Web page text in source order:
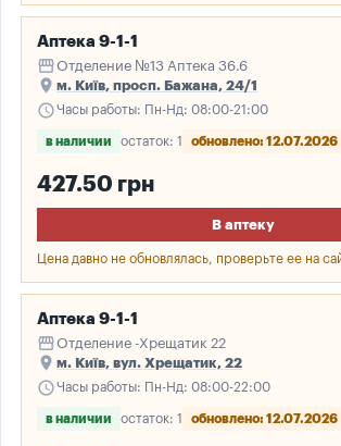
Аптека 9-1-1
storefrontОтделение №13 Аптека 36.6
place м. Київ, просп. Бажана, 24/1
scheduleЧасы работы: Пн-Нд: 08:00-21:00
в наличии остаток: 1 обновлено: 12.07.2026
427.50 грн
В аптеку
Цена давно не обновлялась, проверьте ее на
Аптека 9-1-1
storefrontОтделение -Хрещатик 22
place м. Київ, вул. Хрещатик, 22
scheduleЧасы работы: Пн-Нд: 08:00-22:00
в наличии остаток: 1 обновлено: 12.07.2026